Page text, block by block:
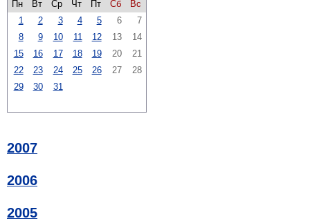
Пн
Вт Ср Чт Пт Сб
Вс
1
2 3 4 5 6
7
8
9 10 11 12 13
14
15
16 17 18 19 20
21
22
23 24 25 26 27
28
29
30 31
2007
2006
2005